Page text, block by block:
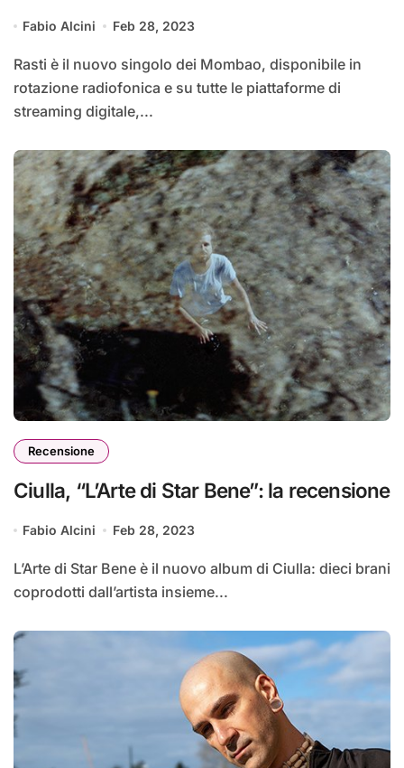
Fabio Alcini Feb 28, 2023
Rasti è il nuovo singolo dei Mombao, disponibile in
rotazione radiofonica e su tutte le piattaforme di
streaming digitale,...
Recensione
Ciulla, “L’Arte di Star Bene”: la recensione
Fabio Alcini Feb 28, 2023
L’Arte di Star Bene è il nuovo album di Ciulla: dieci brani
coprodotti dall’artista insieme...